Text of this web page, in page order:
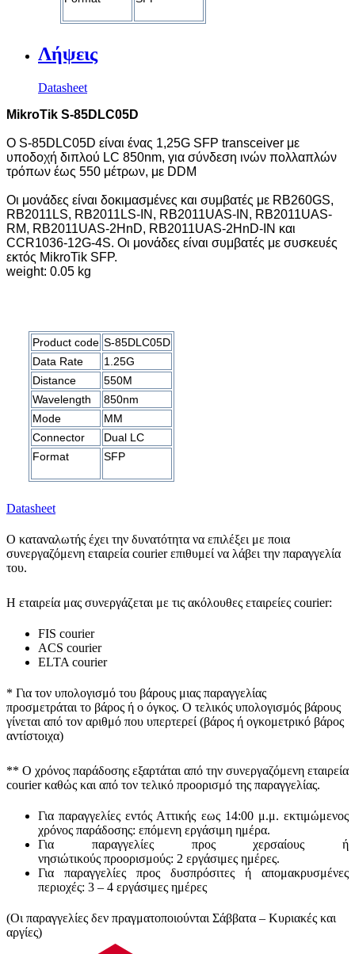
Λήψεις
Datasheet
MikroTik S-85DLC05D
Ο S-85DLC05D είναι ένας 1,25G SFP transceiver με
υποδοχή διπλού LC 850nm, για σύνδεση ινών πολλαπλών
τρόπων έως 550 μέτρων, με DDM
Οι μονάδες είναι δοκιμασμένες και συμβατές με RB260GS,
RB2011LS, RB2011LS-IN, RB2011UAS-IN, RB2011UAS-
RM, RB2011UAS-2HnD, RB2011UAS-2HnD-IN και
CCR1036-12G-4S. Οι μονάδες είναι συμβατές με συσκευές
εκτός MikroTik SFP.
weight: 0.05 kg
Product code S-85DLC05D
Data Rate
1.25G
Distance
550M
Wavelength
850nm
Mode
MM
Connector
Dual LC
Format
SFP
Datasheet
Ο καταναλωτής έχει την δυνατότητα να επιλέξει με ποια
συνεργαζόμενη εταιρεία courier επιθυμεί να λάβει την παραγγελία
του.
Η εταιρεία μας συνεργάζεται με τις ακόλουθες εταιρείες courier:
FIS courier
ACS courier
ELTA courier
* Για τον υπολογισμό του βάρους μιας παραγγελίας
προσμετράται το βάρος ή ο όγκος. Ο τελικός υπολογισμός βάρους
γίνεται από τον αριθμό που υπερτερεί (βάρος ή ογκομετρικό βάρος
αντίστοιχα)
** Ο χρόνος παράδοσης εξαρτάται από την συνεργαζόμενη εταιρεία
courier καθώς και από τον τελικό προορισμό της παραγγελίας.
Για παραγγελίες εντός Αττικής εως 14:00 μ.μ. εκτιμώμενος
χρόνος παράδοσης: επόμενη εργάσιμη ημέρα.
Για παραγγελίες προς χερσαίους ή
νησιώτικούς προορισμούς: 2 εργάσιμες ημέρες.
Για παραγγελίες προς δυσπρόσιτες ή απομακρυσμένες
περιοχές: 3 – 4 εργάσιμες ημέρες
(Οι παραγγελίες δεν πραγματοποιούνται Σάββατα – Κυριακές και
αργίες)